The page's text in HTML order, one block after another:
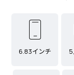
6.83インチ